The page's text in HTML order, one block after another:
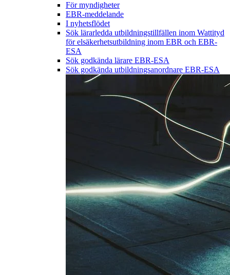
För myndigheter
EBR-meddelande
I nyhetsflödet
Sök lärarledda utbildningstillfällen inom Wattityd
för elsäkerhetsutbildning inom EBR och EBR-
ESA
Sök godkända lärare EBR-ESA
Sök godkända utbildningsanordnare EBR-ESA